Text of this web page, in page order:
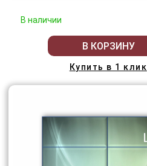
В наличии
В КОРЗИНУ
Купить в 1 клик